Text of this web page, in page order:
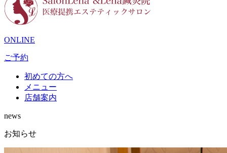
ONLINE
ご予約
初めての方へ
メニュー
店舗案内
news
お知らせ